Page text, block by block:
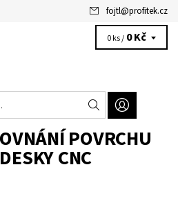
fojtl@profitek.cz
0 ks / 0 Kč
POVRCHU
CNC
virtuální asistentka